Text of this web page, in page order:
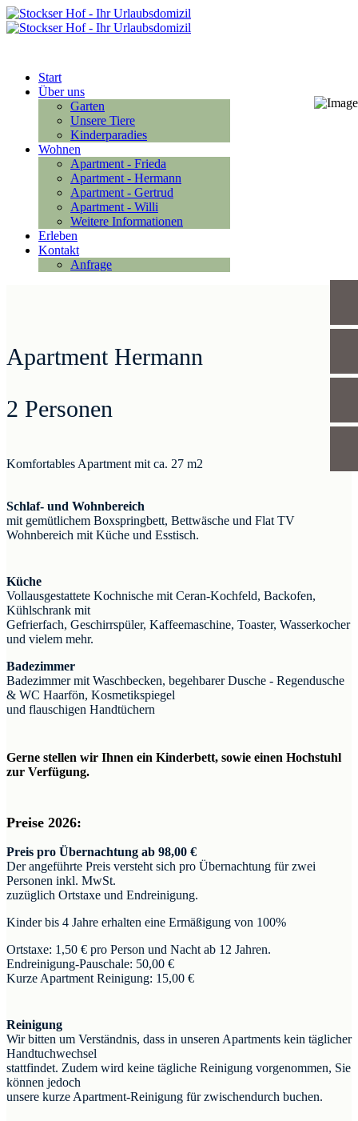
Start
Über uns
Garten
Unsere Tiere
Kinderparadies
Wohnen
Apartment - Frieda
Apartment - Hermann
Apartment - Gertrud
Apartment - Willi
Weitere Informationen
Erleben
Kontakt
Anfrage
Apartment Hermann
2 Personen
Komfortables Apartment mit ca. 27 m2
Schlaf- und Wohnbereich
mit gemütlichem Boxspringbett, Bettwäsche und Flat TV
Wohnbereich mit Küche und Esstisch.
Küche
Vollausgestattete Kochnische mit Ceran-Kochfeld, Backofen,
Kühlschrank mit
Gefrierfach, Geschirrspüler, Kaffeemaschine, Toaster, Wasserkocher
und vielem mehr.
Badezimmer
Badezimmer mit Waschbecken, begehbarer Dusche - Regendusche
& WC Haarfön, Kosmetikspiegel
und flauschigen Handtüchern
Gerne stellen wir Ihnen ein Kinderbett, sowie einen Hochstuhl
zur Verfügung.
Preise 2026:
Preis pro Übernachtung ab 98,00 €
Der angeführte Preis versteht sich pro Übernachtung für zwei
Personen inkl. MwSt.
zuzüglich Ortstaxe und Endreinigung.
Kinder bis 4 Jahre erhalten eine Ermäßigung von 100%
Ortstaxe: 1,50 € pro Person und Nacht ab 12 Jahren.
Endreinigung-Pauschale: 50,00 €
Kurze Apartment Reinigung: 15,00 €
Reinigung
Wir bitten um Verständnis, dass in unseren Apartments kein täglicher
Handtuchwechsel
stattfindet. Zudem wird keine tägliche Reinigung vorgenommen, Sie
können jedoch
unsere kurze Apartment-Reinigung für zwischendurch buchen.